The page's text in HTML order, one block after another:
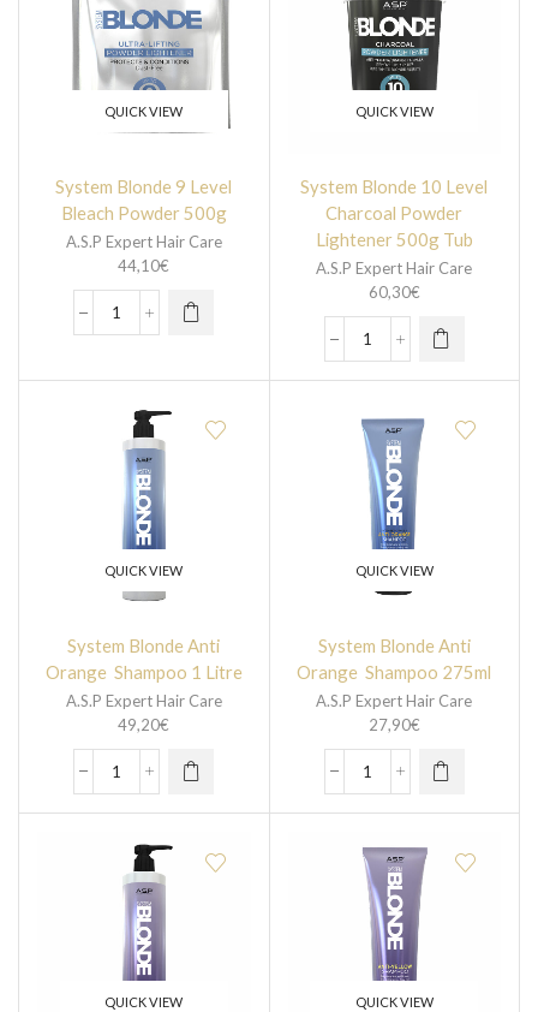
QUICK VIEW
System Blonde 9 Level
Bleach Powder 500g
A.S.P Expert Hair Care
44,10€
QUICK VIEW
System Blonde 10 Level
Charcoal Powder
Lightener 500g Tub
A.S.P Expert Hair Care
60,30€
QUICK VIEW
System Blonde Anti
Orange Shampoo 1 Litre
A.S.P Expert Hair Care
49,20€
QUICK VIEW
System Blonde Anti
Orange Shampoo 275ml
A.S.P Expert Hair Care
27,90€
QUICK VIEW QUICK VIEW